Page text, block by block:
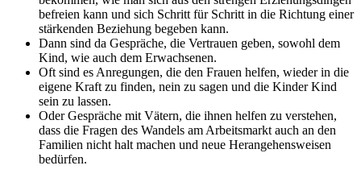
befreien kann und sich Schritt für Schritt in die Richtung einer
stärkenden Beziehung begeben kann.
Dann sind da Gespräche, die Vertrauen geben, sowohl dem
Kind, wie auch dem Erwachsenen.
Oft sind es Anregungen, die den Frauen helfen, wieder in die
eigene Kraft zu finden, nein zu sagen und die Kinder Kind
sein zu lassen.
Oder Gespräche mit Vätern, die ihnen helfen zu verstehen,
dass die Fragen des Wandels am Arbeitsmarkt auch an den
Familien nicht halt machen und neue Herangehensweisen
bedürfen.